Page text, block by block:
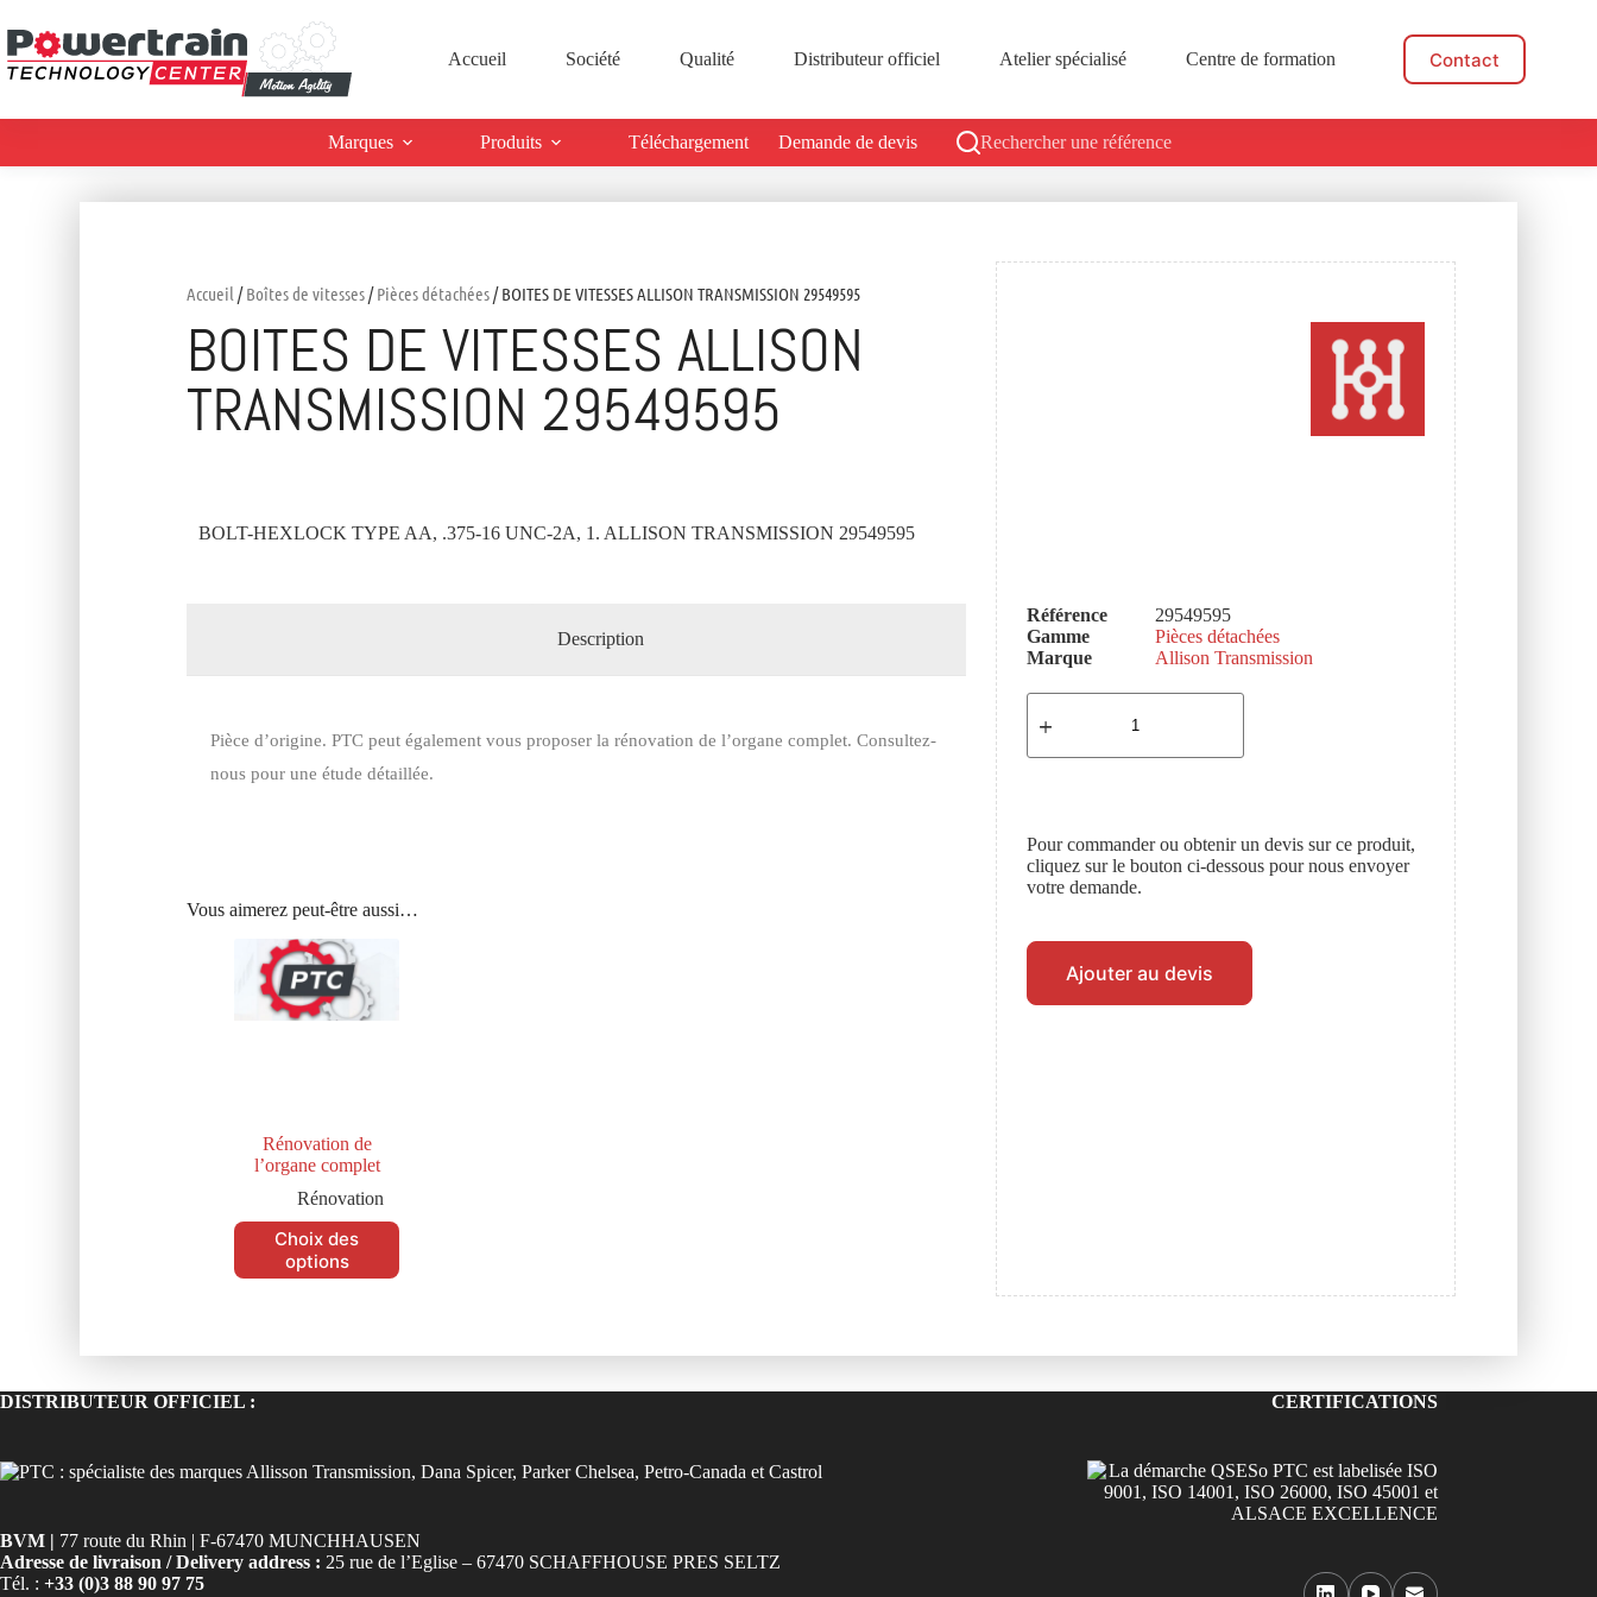
Accueil Société Qualité Distributeur officiel Atelier spécialisé Centre de formation Actualités
Contact
Marques Produits Téléchargement Demande de devis Rechercher une référence
Accueil /Boîtes de vitesses/Pièces détachées/ BOITES DE VITESSES ALLISON TRANSMISSION 29549595
BOITES DE VITESSES ALLISON
TRANSMISSION 29549595
BOLT-HEXLOCK TYPE AA, .375-16 UNC-2A, 1. ALLISON TRANSMISSION 29549595
Description
Pièce d’origine. PTC peut également vous proposer la rénovation de l’organe complet. Consultez-
nous pour une étude détaillée.
Vous aimerez peut-être aussi…
Rénovation de
l’organe complet
Rénovation
Choix des
options
Référence
29549595
Gamme
Pièces détachées
Marque
Allison Transmission
Pour commander ou obtenir un devis sur ce produit,
cliquez sur le bouton ci-dessous pour nous envoyer
votre demande.
Ajouter au devis
DISTRIBUTEUR OFFICIEL :
BVM | 77 route du Rhin | F-67470 MUNCHHAUSEN
Adresse de livraison / Delivery address : 25 rue de l’Eglise – 67470 SCHAFFHOUSE PRES SELTZ
Tél. : +33 (0)3 88 90 97 75
CERTIFICATIONS